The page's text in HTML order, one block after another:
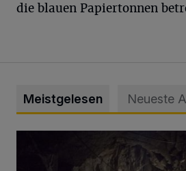
die blauen Papiertonnen
Meistgelesen Neueste